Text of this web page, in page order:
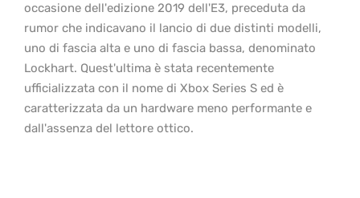
occasione dell'edizione 2019 dell'E3, preceduta da
rumor che indicavano il lancio di due distinti modelli,
uno di fascia alta e uno di fascia bassa, denominato
Lockhart. Quest'ultima è stata recentemente
ufficializzata con il nome di Xbox Series S ed è
caratterizzata da un hardware meno performante e
dall'assenza del lettore ottico.